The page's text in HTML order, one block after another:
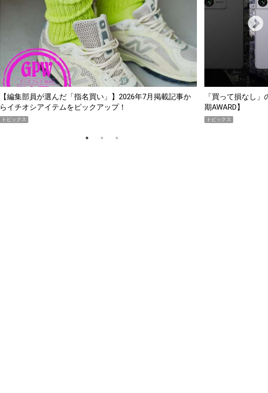
「買って損なし」の極上スマホ5選【GoodsPress 2026上半
期AWARD】
トピックス
薄着になる季節の
SHOCK「
PR